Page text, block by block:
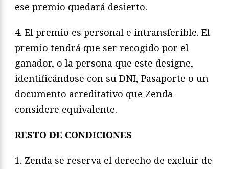
ese premio quedará desierto.
4. El premio es personal e intransferible. El
premio tendrá que ser recogido por el
ganador, o la persona que este designe,
identificándose con su DNI, Pasaporte o un
documento acreditativo que Zenda
considere equivalente.
RESTO DE CONDICIONES
1. Zenda se reserva el derecho de excluir de